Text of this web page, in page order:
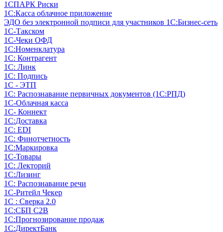
1СПАРК Риски
1С:Касса облачное приложение
ЭДО без электронной подписи для участников 1С:Бизнес-сеть
1С-Такском
1С-Чеки ОФД
1С:Номенклатура
1С: Контрагент
1С: Линк
1С: Подпись
1С - ЭТП
1С: Распознавание первичных документов (1С:РПД)
1С-Облачная касса
1С- Коннект
1С:Доставка
1С: EDI
1С: Финотчетность
1С:Маркировка
1С-Товары
1С: Лекторий
1С:Лизинг
1С: Распознавание речи
1C-Ритейл Чекер
1С : Сверка 2.0
1С:СБП C2B
1С:Прогнозирование продаж
1С:ДиректБанк